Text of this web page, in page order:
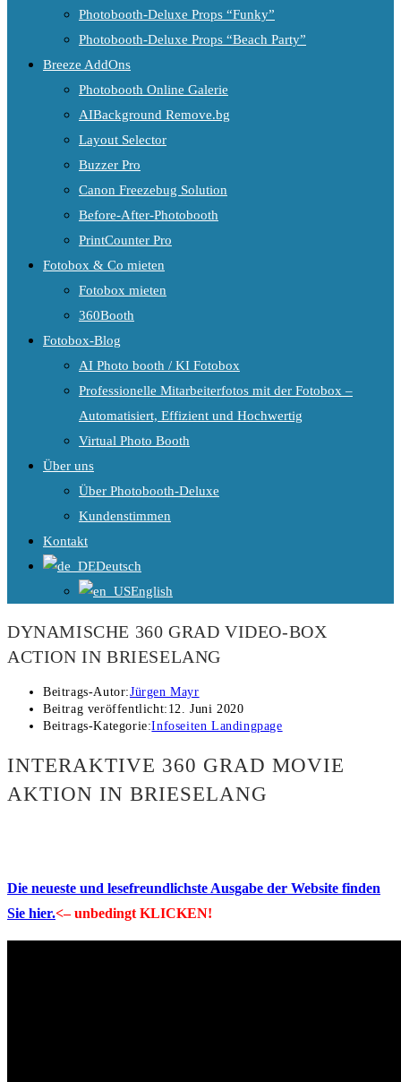
Photobooth-Deluxe Props “Funky”
Photobooth-Deluxe Props “Beach Party”
Breeze AddOns
Photobooth Online Galerie
AIBackground Remove.bg
Layout Selector
Buzzer Pro
Canon Freezebug Solution
Before-After-Photobooth
PrintCounter Pro
Fotobox & Co mieten
Fotobox mieten
360Booth
Fotobox-Blog
AI Photo booth / KI Fotobox
Professionelle Mitarbeiterfotos mit der Fotobox –
Automatisiert, Effizient und Hochwertig
Virtual Photo Booth
Über uns
Über Photobooth-Deluxe
Kundenstimmen
Kontakt
Deutsch
English
DYNAMISCHE 360 GRAD VIDEO-BOX
ACTION IN BRIESELANG
Beitrags-Autor:Jürgen Mayr
Beitrag veröffentlicht: 12. Juni 2020
Beitrags-Kategorie:Infoseiten Landingpage
INTERAKTIVE 360 GRAD MOVIE
AKTION IN BRIESELANG
Die neueste und lesefreundlichste Ausgabe der Website finden
Sie hier.<– unbedingt KLICKEN!